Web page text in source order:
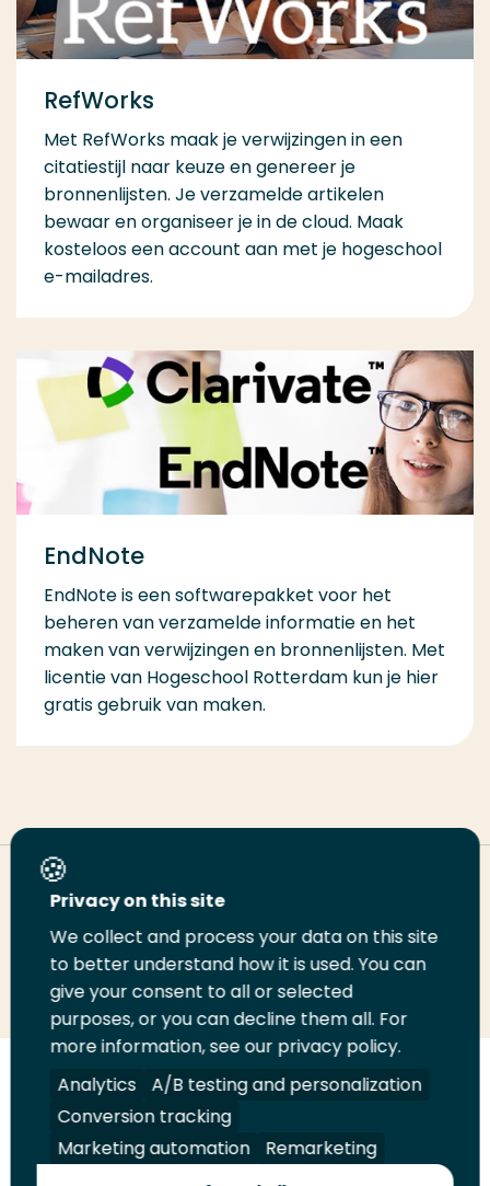
RefWorks
Met RefWorks maak je verwijzingen in een
citatiestijl naar keuze en genereer je
bronnenlijsten. Je verzamelde artikelen
bewaar en organiseer je in de cloud. Maak
kosteloos een account aan met je hogeschool
e-mailadres.
EndNote
EndNote is een softwarepakket voor het
beheren van verzamelde informatie en het
maken van verwijzingen en bronnenlijsten. Met
licentie van Hogeschool Rotterdam kun je hier
gratis gebruik van maken.
Deel deze pagina
Deel
LinkedIn
Deel
op
Twitter
Deel
op
Facebook
Email
deze
pagina
Print
deze
pagina
Volg
ons
op
LinkedIn
Volg
ons
op
Facebook
Volg
ons
op
YouTube
Volg
ons
op
Instagram
Juridisch Security A-Z Index
Contact
Privacy on this site
We collect and process your data on this site
to better understand how it is used. You can
give your consent to all or selected
purposes, or you can decline them all. For
more information, see our privacy policy.
Analytics
A/B testing and personalization
Conversion tracking
Marketing automation
Remarketing